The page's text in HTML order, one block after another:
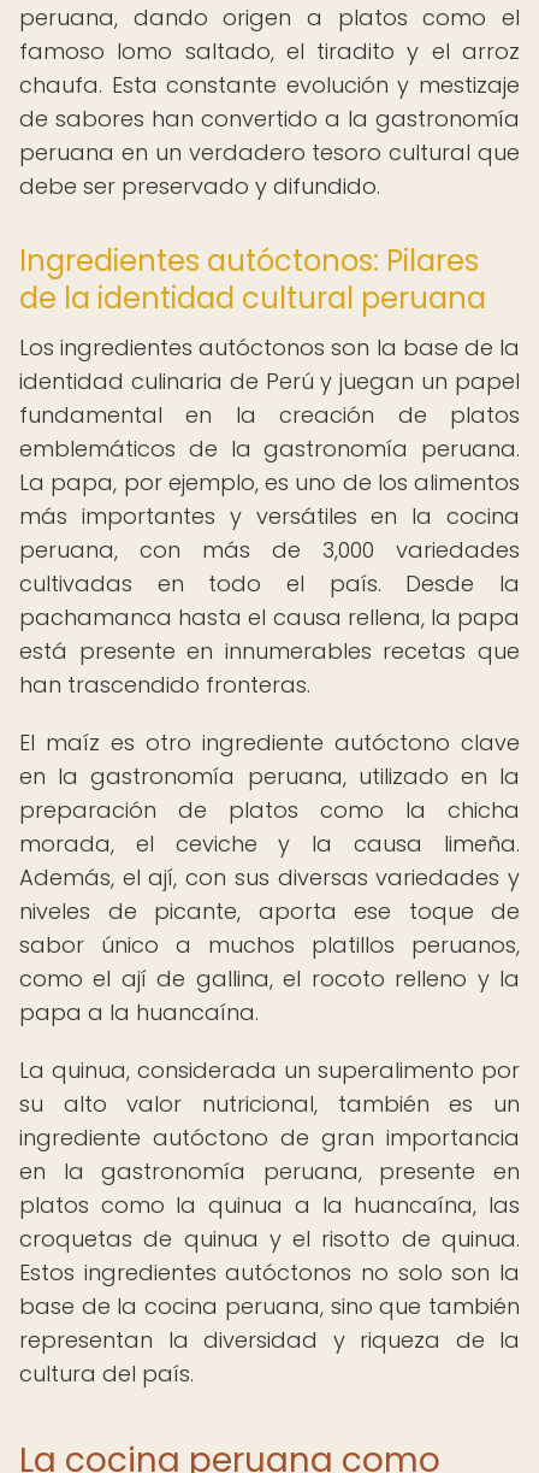
peruana, dando origen a platos como el
famoso lomo saltado, el tiradito y el arroz
chaufa. Esta constante evolución y mestizaje
de sabores han convertido a la gastronomía
peruana en un verdadero tesoro cultural que
debe ser preservado y difundido.
Ingredientes autóctonos: Pilares
de la identidad cultural peruana
Los ingredientes autóctonos son la base de la
identidad culinaria de Perú y juegan un papel
fundamental en la creación de platos
emblemáticos de la gastronomía peruana.
La papa, por ejemplo, es uno de los alimentos
más importantes y versátiles en la cocina
peruana, con más de 3,000 variedades
cultivadas en todo el país. Desde la
pachamanca hasta el causa rellena, la papa
está presente en innumerables recetas que
han trascendido fronteras.
El maíz es otro ingrediente autóctono clave
en la gastronomía peruana, utilizado en la
preparación de platos como la chicha
morada, el ceviche y la causa limeña.
Además, el ají, con sus diversas variedades y
niveles de picante, aporta ese toque de
sabor único a muchos platillos peruanos,
como el ají de gallina, el rocoto relleno y la
papa a la huancaína.
La quinua, considerada un superalimento por
su alto valor nutricional, también es un
ingrediente autóctono de gran importancia
en la gastronomía peruana, presente en
platos como la quinua a la huancaína, las
croquetas de quinua y el risotto de quinua.
Estos ingredientes autóctonos no solo son la
base de la cocina peruana, sino que también
representan la diversidad y riqueza de la
cultura del país.
La cocina peruana como